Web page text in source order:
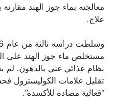
معالجته بماء جوز الهند
علاج.
مستخلص ماء جوز الهند على
نظام غذائي غني بالدهون. لم
تقليل علامات الكوليسترول
“فعالية مضادة للأكسدة”.